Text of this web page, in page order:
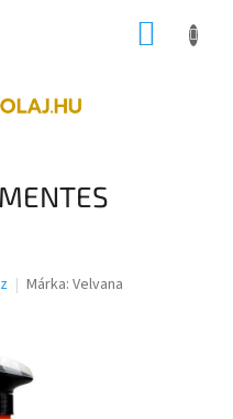
KOSÁR
Márka: Velvana